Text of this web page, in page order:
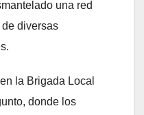
una red
diversas
la Brigada Local
donde los